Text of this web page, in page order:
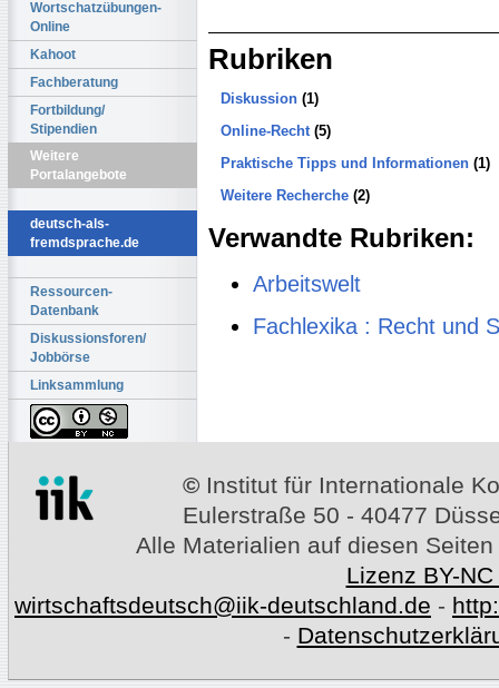
Wortschatzübungen-
Online
Kahoot
Fachberatung
Fortbildung/
Stipendien
Weitere
Portalangebote
deutsch-als-
fremdsprache.de
Ressourcen-
Datenbank
Diskussionsforen/
Jobbörse
Linksammlung
Rubriken
Diskussion (1)
Online-Recht(5)
Praktische Tipps und Informationen (1)
Weitere Recherche (2)
Verwandte Rubriken:
Arbeitswelt
Fachlexika : Recht und
© Institut für Internationale
Eulerstraße 50 - 40477
Alle Materialien auf diesen
Lizenz BY-
wirtschaftsdeutsch@iik-deutschland.de -
-